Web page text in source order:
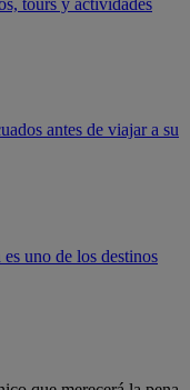
antes de viajar a su
uno de los destinos